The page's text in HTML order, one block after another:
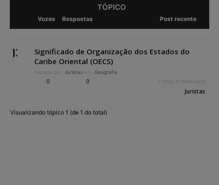
TÓPICO
Vozes Respostas Post recente
Significado de Organização dos Estados do
Caribe Oriental (OECS)
Iniciado por: Juristas em: Geografia
0 0 2 anos, 4 meses atrás
Juristas
Visualizando tópico 1 (de 1 do total)